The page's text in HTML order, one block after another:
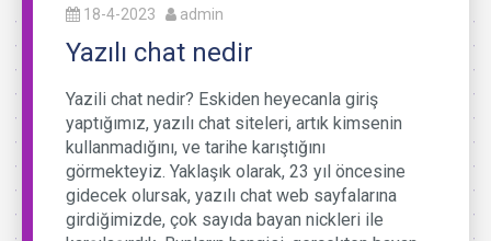
18-4-2023 admin
Yazılı chat nedir
Yazili chat nedir? Eskiden heyecanla giriş
yaptığımız, yazılı chat siteleri, artık kimsenin
kullanmadığını, ve tarihe karıştığını
görmekteyiz. Yaklaşık olarak, 23 yıl öncesine
gidecek olursak, yazılı chat web sayfalarına
girdiğimizde, çok sayıda bayan nickleri ile